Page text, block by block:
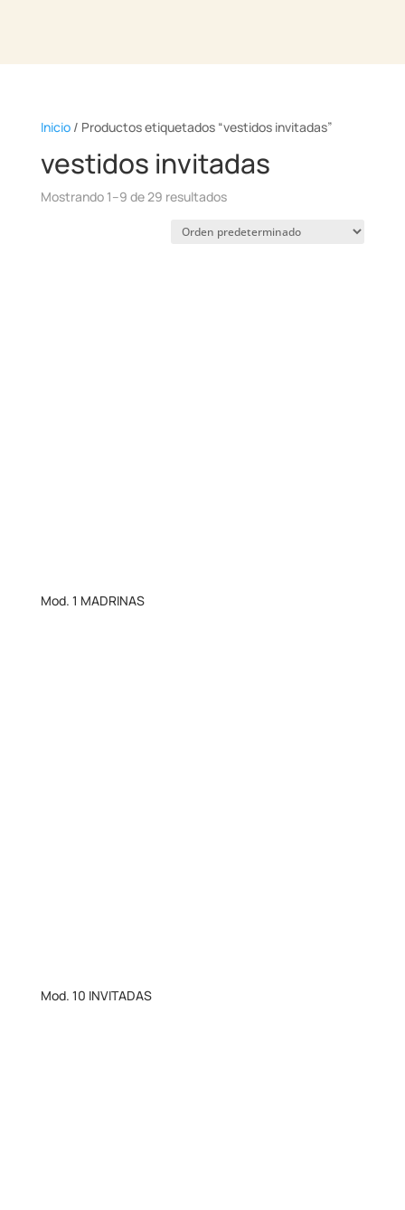
Inicio/ Productos etiquetados “vestidos invitadas”
vestidos invitadas
Mostrando 1–9 de 29 resultados
Mod. 1 MADRINAS
Mod. 10 INVITADAS